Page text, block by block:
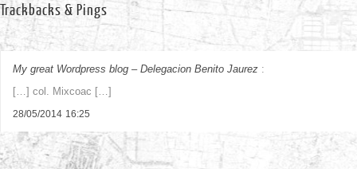
Trackbacks & Pings
My great Wordpress blog – Delegacion Benito Jaurez :
[…] col. Mixcoac […]
28/05/2014 16:25